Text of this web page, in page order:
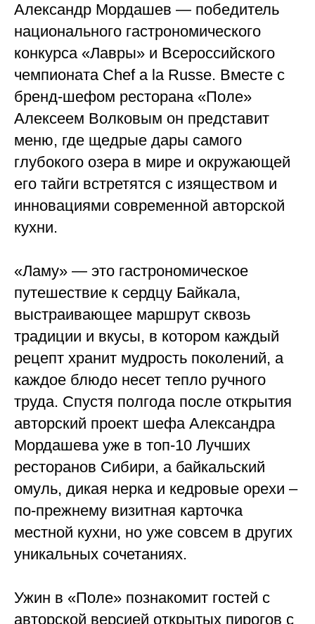
Александр Мордашев — победитель
национального гастрономического
конкурса «Лавры» и Всероссийского
чемпионата Chef a la Russe. Вместе с
бренд-шефом ресторана «Поле»
Алексеем Волковым он представит
меню, где щедрые дары самого
глубокого озера в мире и окружающей
его тайги встретятся с изяществом и
инновациями современной авторской
кухни.
«Ламу» — это гастрономическое
путешествие к сердцу Байкала,
выстраивающее маршрут сквозь
традиции и вкусы, в котором каждый
рецепт хранит мудрость поколений, а
каждое блюдо несет тепло ручного
труда. Спустя полгода после открытия
авторский проект шефа Александра
Мордашева уже в топ-10 Лучших
ресторанов Сибири, а байкальский
омуль, дикая нерка и кедровые орехи –
по-прежнему визитная карточка
местной кухни, но уже совсем в других
уникальных сочетаниях.
Ужин в «Поле» познакомит гостей с
авторской версией открытых пирогов с